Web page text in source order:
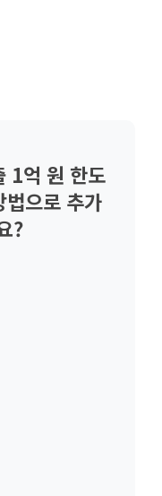
1억 원 한도
으로 추가
?